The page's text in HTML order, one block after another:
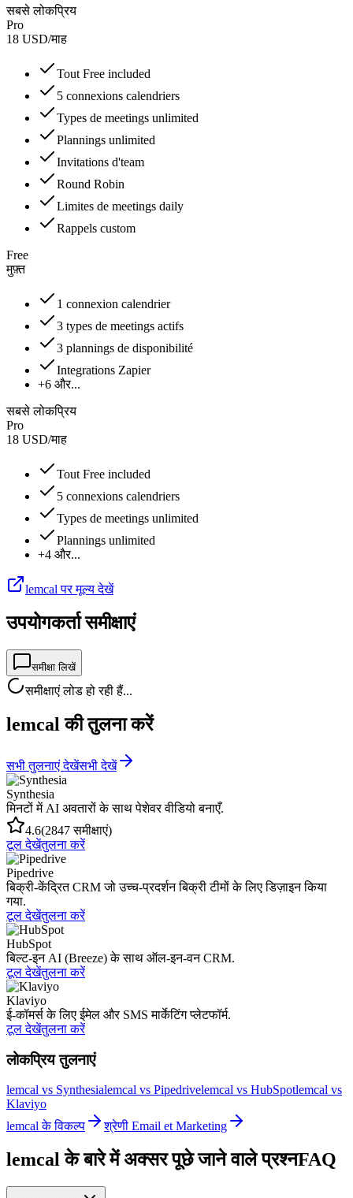
सबसे लोकप्रिय
Pro
18 USD/माह
Tout Free included
5 connexions calendriers
Types de meetings unlimited
Plannings unlimited
Invitations d'team
Round Robin
Limites de meetings daily
Rappels custom
Free
मुफ़्त
1 connexion calendrier
3 types de meetings actifs
3 plannings de disponibilité
Integrations Zapier
+6 और...
सबसे लोकप्रिय
Pro
18 USD/माह
Tout Free included
5 connexions calendriers
Types de meetings unlimited
Plannings unlimited
+4 और...
lemcal पर मूल्य देखें
उपयोगकर्ता समीक्षाएं
समीक्षा लिखें
समीक्षाएं लोड हो रही हैं...
lemcal की तुलना करें
सभी तुलनाएं देखेंसभी देखें
Synthesia
मिनटों में AI अवतारों के साथ पेशेवर वीडियो बनाएँ.
4.6(2847 समीक्षाएं)
टूल देखेंतुलना करें
Pipedrive
बिक्री-केंद्रित CRM जो उच्च-प्रदर्शन बिक्री टीमों के लिए डिज़ाइन किया
गया.
टूल देखेंतुलना करें
HubSpot
बिल्ट-इन AI (Breeze) के साथ ऑल-इन-वन CRM.
टूल देखेंतुलना करें
Klaviyo
ई-कॉमर्स के लिए ईमेल और SMS मार्केटिंग प्लेटफॉर्म.
टूल देखेंतुलना करें
लोकप्रिय तुलनाएं
lemcal vs Synthesialemcal vs Pipedrivelemcal vs HubSpotlemcal vs
Klaviyo
lemcal के विकल्प
श्रेणी Email et Marketing
lemcal के बारे में अक्सर पूछे जाने वाले प्रश्नFAQ